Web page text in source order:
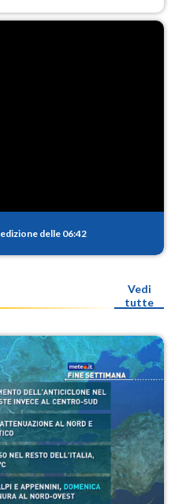
edizione delle 06:42
Vedi
tutte